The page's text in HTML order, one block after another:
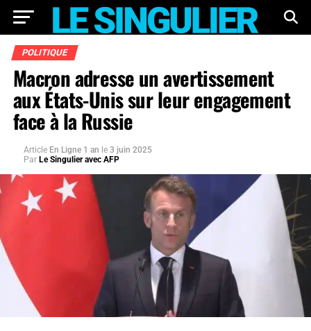
POLITIQUE
Macron adresse un avertissement
aux États-Unis sur leur engagement
face à la Russie
Article En Ligne 1 an le 3 juin 2025
Par Le Singulier avec AFP